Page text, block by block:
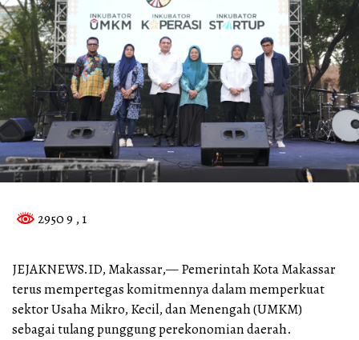
2950 9 , 1
JEJAKNEWS.ID, Makassar,— Pemerintah Kota Makassar
terus mempertegas komitmennya dalam memperkuat
sektor Usaha Mikro, Kecil, dan Menengah (UMKM)
sebagai tulang punggung perekonomian daerah.